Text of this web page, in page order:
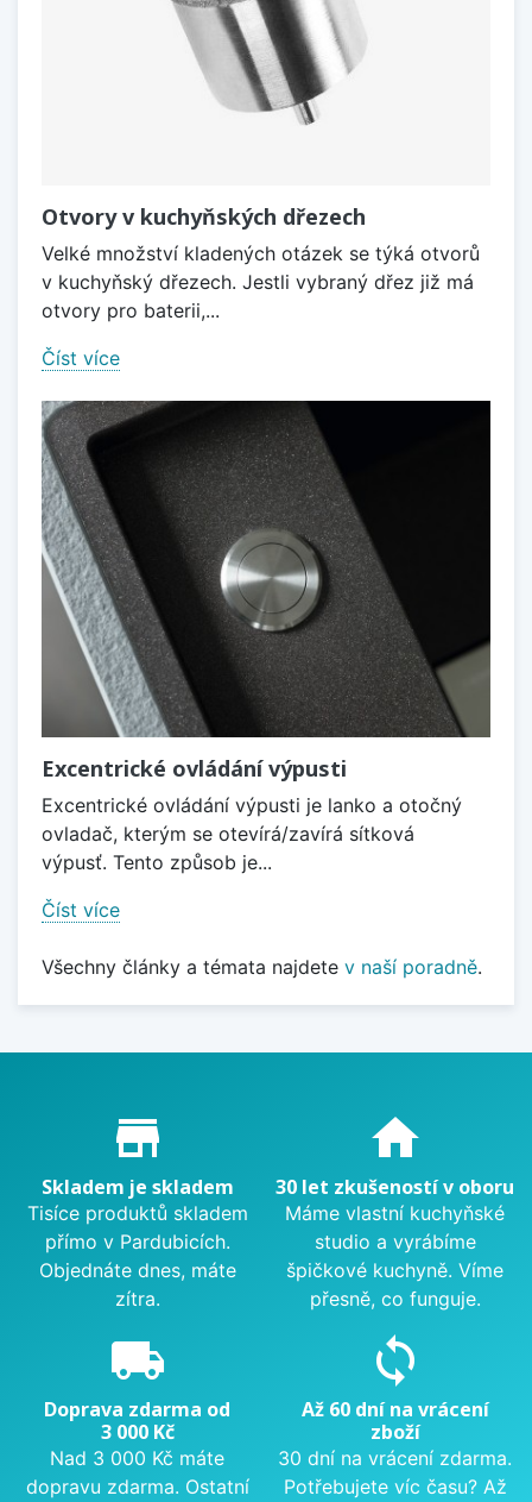
Otvory v kuchyňských dřezech
Velké množství kladených otázek se týká otvorů
v kuchyňský dřezech. Jestli vybraný dřez již má
otvory pro baterii,...
Číst více
Excentrické ovládání výpusti
Excentrické ovládání výpusti je lanko a otočný
ovladač, kterým se otevírá/zavírá sítková
výpusť. Tento způsob je...
Číst více
Všechny články a témata najdete v naší poradně.
Proč nakupovat u nás?
store_mall_directory
Skladem je skladem
Tisíce produktů skladem
přímo v Pardubicích.
Objednáte dnes, máte
zítra.
home
30 let zkušeností v oboru
Máme vlastní kuchyňské
studio a vyrábíme
špičkové kuchyně. Víme
přesně, co funguje.
local_shipping
Doprava zdarma od
3 000 Kč
Nad 3 000 Kč máte
dopravu zdarma. Ostatní
sync
Až 60 dní na vrácení
zboží
30 dní na vrácení zdarma.
Potřebujete víc času? Až